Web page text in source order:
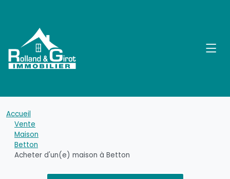
Accueil
Vente
Maison
Betton
Acheter d'un(e) maison à Betton